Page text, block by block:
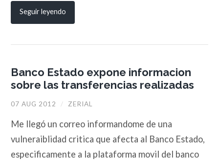
Seguir leyendo
Banco Estado expone informacion
sobre las transferencias realizadas
07 AUG 2012 / ZERIAL
Me llegó un correo informandome de una
vulneraiblidad critica que afecta al Banco Estado,
especificamente a la plataforma movil del banco